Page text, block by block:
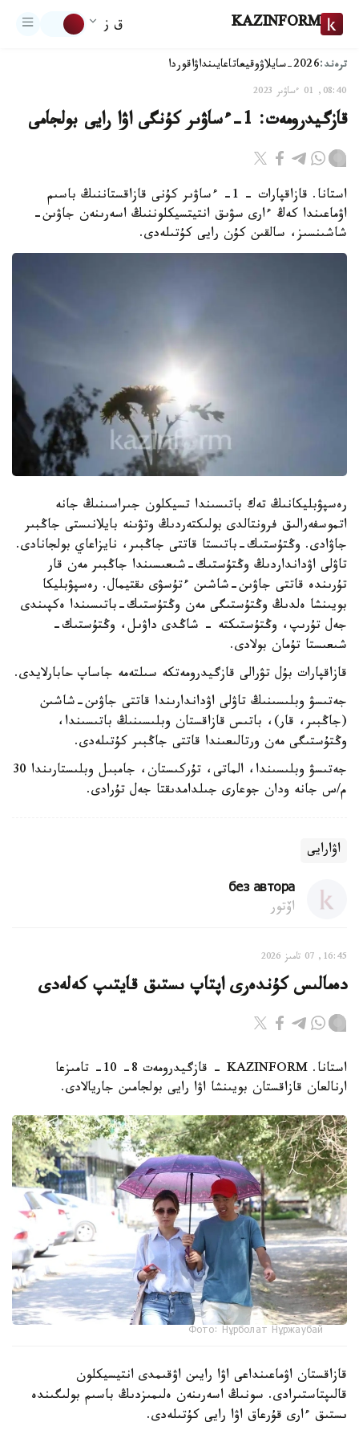
KAZINFORM ق ز
ترەند:2026-سايلاۋ وقيعاتاعايىنداۋاقوردا
08:40, 01 ءساۋىر 2023
قازگيدرومەت: 1-ءساۋىر كۇنگى اۋا رايى بولجامى
استانا. قازاقپارات – 1- ءساۋىر كۇنى قازاقستاننىڭ باسىم
اۋماعىندا كەڭ ءارى سۋىق انتيتسيكلوننىڭ اسەرىنەن جاۋىن-
شاشىنسىز، سالقىن كۇن رايى كۇتىلەدى.
رەسپۋبليكانىڭ تەك باتىسىندا تسيكلون جىراسىنىڭ جانە
اتموسفەرالىق فرونتالدى بولىكتەردىڭ وتۋىنە بايلانىستى جاڭبىر
جاۋادى. وڭتۇستىك-باتىستا قاتتى جاڭبىر، نايزاعاي بولجانادى.
تاۋلى اۋدانداردىڭ وڭتۇستىك-شىعىسىندا جاڭبىر مەن قار
تۇرىندە قاتتى جاۋىن-شاشىن ءتۇسۋى ىقتيمال. رەسپۋبليكا
بويىنشا ەلدىڭ وڭتۇستىگى مەن وڭتۇستىك-باتىسىندا ەكپىندى
جەل تۇرىپ، وڭتۇستىكتە - شاڭدى داۋىل، وڭتۇستىك-
شىعىستا تۇمان بولادى.
قازاقپارات بۇل تۋرالى قازگيدرومەتكە سىلتەمە جاساپ حابارلايدى.
جەتىسۋ وبلىسىنىڭ تاۋلى اۋداندارىندا قاتتى جاۋىن-شاشىن
(جاڭبىر، قار)، باتىس قازاقستان وبلىسىنىڭ باتىسىندا،
وڭتۇستىگى مەن ورتالىعىندا قاتتى جاڭبىر كۇتىلەدى.
جەتىسۋ وبلىسىندا، الماتى، تۇركىستان، جامبىل وبلىستارىندا 30
م/س جانە ودان جوعارى جىلدامدىقتا جەل تۇرادى.
اۋارايى
без автора
اۆتور
16:45, 07 تامىز 2026
دەمالىس كۇندەرى اپتاپ ىستىق قايتىپ كەلەدى
استانا. KAZINFORM - قازگيدرومەت 8- 10- تامىزعا
ارنالعان قازاقستان بويىنشا اۋا رايى بولجامىن جاريالادى.
Фото: Нұрболат Нұржаубай
قازاقستان اۋماعىنداعى اۋا رايىن اۋقىمدى انتيسيكلون
قالىپتاستىرادى. سونىڭ اسەرىنەن ەلىمىزدىڭ باسىم بولىگىندە
ىستىق ءارى قۇرعاق اۋا رايى كۇتىلەدى.